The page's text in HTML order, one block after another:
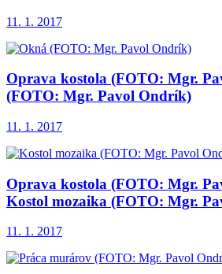
11. 1. 2017
Oprava kostola (FOTO: Mgr.
(FOTO: Mgr. Pavol Ondrík)
11. 1. 2017
Oprava kostola (FOTO: Mgr.
Kostol mozaika (FOTO: Mgr.
11. 1. 2017